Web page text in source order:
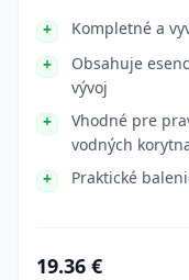
Kompletné a
Obsahuje
vývoj
Vhodné pre
vodných
Praktické
19.36 €